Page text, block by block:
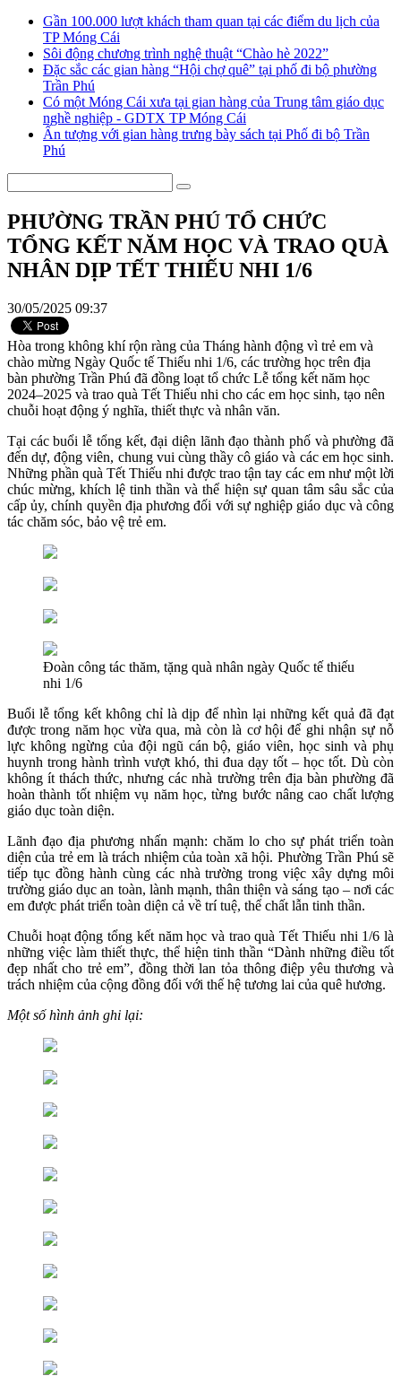
Gần 100.000 lượt khách tham quan tại các điểm du lịch của
TP Móng Cái
Sôi động chương trình nghệ thuật “Chào hè 2022”
Đặc sắc các gian hàng “Hội chợ quê” tại phố đi bộ phường
Trần Phú
Có một Móng Cái xưa tại gian hàng của Trung tâm giáo dục
nghề nghiệp - GDTX TP Móng Cái
Ấn tượng với gian hàng trưng bày sách tại Phố đi bộ Trần
Phú
PHƯỜNG TRẦN PHÚ TỔ CHỨC
TỔNG KẾT NĂM HỌC VÀ TRAO QUÀ
NHÂN DỊP TẾT THIẾU NHI 1/6
30/05/2025 09:37
Hòa trong không khí rộn ràng của Tháng hành động vì trẻ em và
chào mừng Ngày Quốc tế Thiếu nhi 1/6, các trường học trên địa
bàn phường Trần Phú đã đồng loạt tổ chức Lễ tổng kết năm học
2024–2025 và trao quà Tết Thiếu nhi cho các em học sinh, tạo nên
chuỗi hoạt động ý nghĩa, thiết thực và nhân văn.
Tại các buổi lễ tổng kết, đại diện lãnh đạo thành phố và phường đã
đến dự, động viên, chung vui cùng thầy cô giáo và các em học sinh.
Những phần quà Tết Thiếu nhi được trao tận tay các em như một lời
chúc mừng, khích lệ tinh thần và thể hiện sự quan tâm sâu sắc của
cấp ủy, chính quyền địa phương đối với sự nghiệp giáo dục và công
tác chăm sóc, bảo vệ trẻ em.
Đoàn công tác thăm, tặng quà nhân ngày Quốc tế thiếu
nhi 1/6
Buổi lễ tổng kết không chỉ là dịp để nhìn lại những kết quả đã đạt
được trong năm học vừa qua, mà còn là cơ hội để ghi nhận sự nỗ
lực không ngừng của đội ngũ cán bộ, giáo viên, học sinh và phụ
huynh trong hành trình vượt khó, thi đua dạy tốt – học tốt. Dù còn
không ít thách thức, nhưng các nhà trường trên địa bàn phường đã
hoàn thành tốt nhiệm vụ năm học, từng bước nâng cao chất lượng
giáo dục toàn diện.
Lãnh đạo địa phương nhấn mạnh: chăm lo cho sự phát triển toàn
diện của trẻ em là trách nhiệm của toàn xã hội. Phường Trần Phú sẽ
tiếp tục đồng hành cùng các nhà trường trong việc xây dựng môi
trường giáo dục an toàn, lành mạnh, thân thiện và sáng tạo – nơi các
em được phát triển toàn diện cả về trí tuệ, thể chất lẫn tinh thần.
Chuỗi hoạt động tổng kết năm học và trao quà Tết Thiếu nhi 1/6 là
những việc làm thiết thực, thể hiện tinh thần “Dành những điều tốt
đẹp nhất cho trẻ em”, đồng thời lan tỏa thông điệp yêu thương và
trách nhiệm của cộng đồng đối với thế hệ tương lai của quê hương.
Một số hình ảnh ghi lại: